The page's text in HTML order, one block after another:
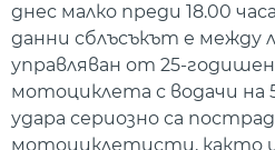
днес малко преди 18.00
данни сблъсъкът е между
управляван от 25-
мотоциклета с водачи на
удара сериозно са
мотоциклетисти, както